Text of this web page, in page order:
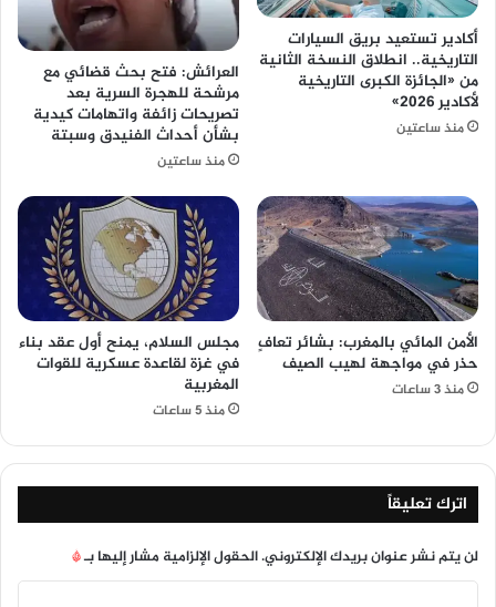
أكادير تستعيد بريق السيارات
التاريخية.. انطلاق النسخة الثانية
من «الجائزة الكبرى التاريخية
لأكادير 2026»
منذ ساعتين
العرائش: فتح بحث قضائي مع
مرشحة للهجرة السرية بعد
تصريحات زائفة واتهامات كيدية
بشأن أحداث الفنيدق وسبتة
منذ ساعتين
الأمن المائي بالمغرب: بشائر تعافٍ
حذر في مواجهة لهيب الصيف
منذ 3 ساعات
مجلس السلام، يمنح أول عقد بناء
في غزة لقاعدة عسكرية للقوات
المغربية
منذ 5 ساعات
اترك تعليقاً
لن يتم نشر عنوان بريدك الإلكتروني.الحقول الإلزامية مشار إليها بـ*